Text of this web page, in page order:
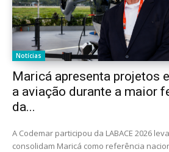
Notícias
Maricá apresenta projetos
a aviação durante a maior
da...
A Codemar participou da LABACE 2026
consolidam Maricá como referência